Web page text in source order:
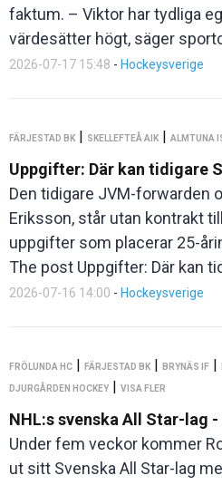
faktum. – Viktor har tydliga
värdesätter högt, säger
2026-07-17 15:48 - Hockeysverige
FÄRJESTAD BK | SKELLEFTEÅ AIK | ALMTUNA
Uppgifter: Där kan tidigare
Den tidigare JVM-forwarden
Eriksson, står utan kontrakt
uppgifter som placerar 25-
The post Uppgifter: Där kan
2026-07-16 14:00 - Hockeysverige
FRÖLUNDA HC | FÄRJESTAD BK | BRYNÄS IF |
DJURGÅRDEN HOCKEY | VISA FLER
NHL:s svenska All Star-lag
Under fem veckor kommer
ut sitt Svenska All Star-lag